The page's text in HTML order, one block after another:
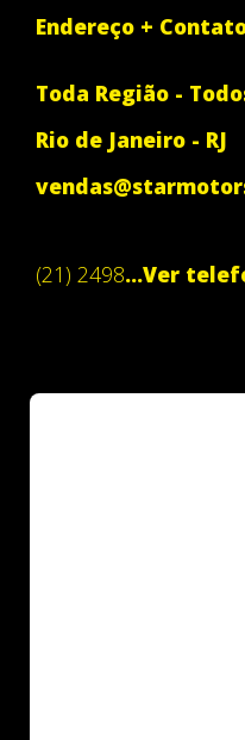
Endereço +
Toda Região -
Rio de Janeiro - RJ
(21) 2498...Ver